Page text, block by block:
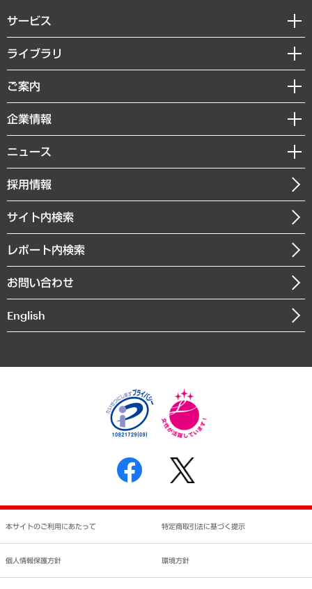
サービス
経営戦略
組織・人事戦略
デジタルイノベーション
共生・ダイバーシティ
GRC（ガバナンス・リスク・コンプライアンス）・防災（政策）
経済・産業・雇用・労働
まちづくり・観光・交通・スポーツ・スマートシティ
自然資源・農林水産業・食料システム
ライブラリ
経済調査
レポート
コラム
経営用語集
受託・受注実績（官公庁関連）
メディア掲載・出演
ご案内
セミナー・イベント情報
MUFGビジネスセミナー
受託案件情報
企業情報
私たちの想い
社長メッセージ
会社概要
沿革
組織図・本部部室紹介
インドネシア現地法人
個人情報保護方針
反社会的勢力に対する基本方針
書面による個人情報の開示等の請求の手続きについて
ニュース
ニュースリリース
お知らせ
採用情報
サイト内検索
レポート内検索
お問い合わせ
English
本サイトのご利用にあたって 特定商取引法に基づく提示
個人情報保護方針 環境方針